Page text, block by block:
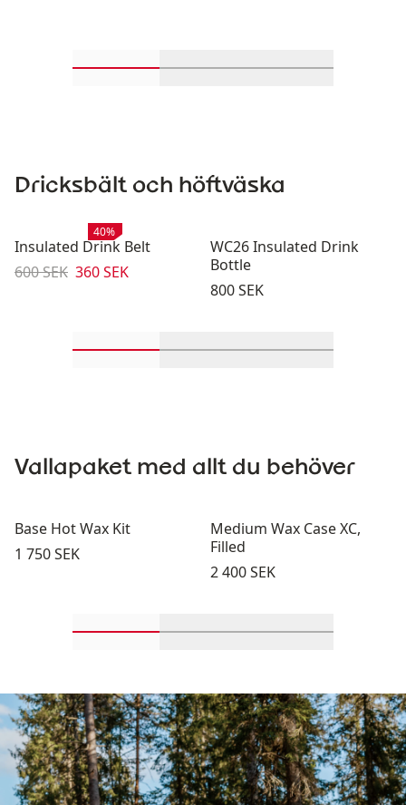
Dricksbält och höftväska
Rea:
40%
Insulated Drink Belt
Originalpris:
600 SEK Reapris:
360 SEK
WC26 Insulated Drink
Bottle
Pris:
800 SEK
Vallapaket med allt du behöver
Base Hot Wax Kit
Pris:
1 750 SEK
Medium Wax Case XC,
Filled
Pris:
2 400 SEK